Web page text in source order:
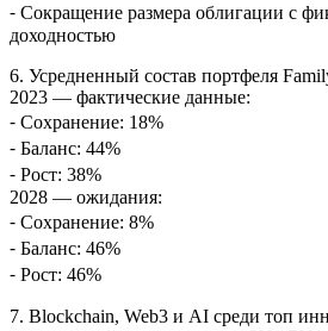
⁃ Сокращение размера облигации с
доходностью
6. Усредненный состав портфеля
2023 — фактические данные:
⁃ Сохранение: 18%
⁃ Баланс: 44%
⁃ Рост: 38%
2028 — ожидания:
⁃ Сохранение: 8%
⁃ Баланс: 46%
⁃ Рост: 46%
7. Blockchain, Web3 и AI среди топ